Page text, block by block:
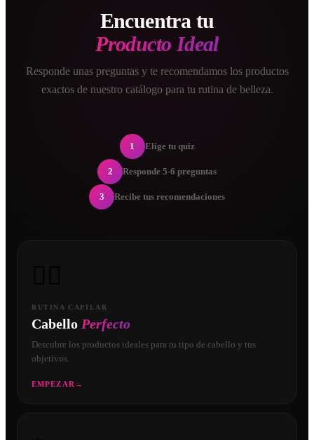
Encuentra tu
Producto Ideal
Responde unas preguntas y te recomendamos los productos
exactos de nuestro catálogo para tu rutina de belleza.
1 Elige tu quiz
2 Responde 5-6 preguntas
3 Recibe tus recomendaciones
RUTINA CAPILAR
Cabello Perfecto
Descubre los productos ideales para tu tipo de cabello y tus
objetivos.
EMPEZAR →